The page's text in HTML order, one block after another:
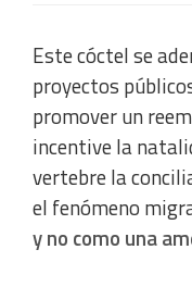
Este cóctel se
proyectos
promover un
incentive la
vertebre la
el fenómeno
y no como una